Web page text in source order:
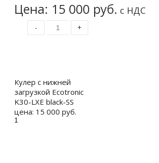
Цена: 15 000 руб. с НДС
- +
Кулер с нижней
загрузкой Ecotronic
K30-LXE black-SS
цена: 15 000 руб.